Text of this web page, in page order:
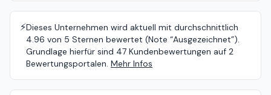
⚡️Dieses Unternehmen wird aktuell mit durchschnittlich
4.96 von 5 Sternen bewertet (Note “Ausgezeichnet”).
Grundlage hierfür sind 47 Kundenbewertungen auf 2
Bewertungsportalen. Mehr Infos